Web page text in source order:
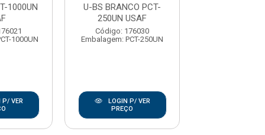
1000UN
1000UN
P/ VER
U-BS BRANCO PCT-
250UN USAF
Código: 176030
Embalagem: PCT-250UN
LOGIN P/ VER
PREÇO